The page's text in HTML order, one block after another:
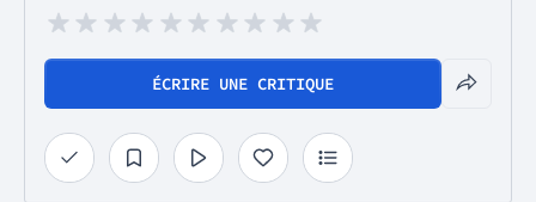
ÉCRIRE UNE CRITIQUE